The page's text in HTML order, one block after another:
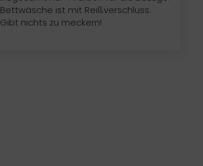
Bettwäsche ist mit Reißverschluss.
Gibt nichts zu meckern!